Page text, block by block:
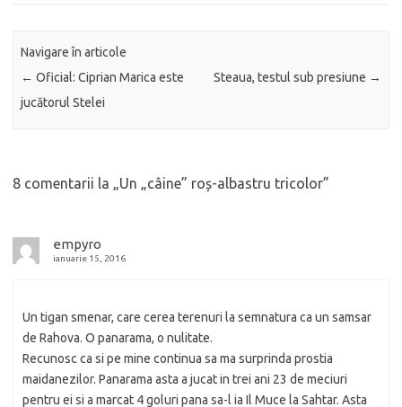
Navigare în articole
← Oficial: Ciprian Marica este
jucătorul Stelei
Steaua, testul sub presiune →
8 comentarii la „Un „câine” roș-albastru tricolor”
empyro
ianuarie 15, 2016
Un tigan smenar, care cerea terenuri la semnatura ca un samsar
de Rahova. O panarama, o nulitate.
Recunosc ca si pe mine continua sa ma surprinda prostia
maidanezilor. Panarama asta a jucat in trei ani 23 de meciuri
pentru ei si a marcat 4 goluri pana sa-l ia Il Muce la Sahtar. Asta